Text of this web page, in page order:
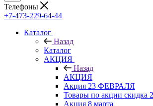
Телефоны
+7-473-229-64-44
Каталог
Назад
Каталог
АКЦИЯ
Назад
АКЦИЯ
Акция 23 ФЕВРАЛЯ
Товары по акции скидка
Акция 8 марта